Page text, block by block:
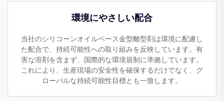
環境にやさしい配合
当社のシリコーンオイルベース金型離型剤は環境に配慮し
た配合で、持続可能性への取り組みを反映しています。有
害な溶剤を含まず、国際的な環境規制に準拠しています。
これにより、生産現場の安全性を確保するだけでなく、グ
ローバルな持続可能性目標とも一致します。